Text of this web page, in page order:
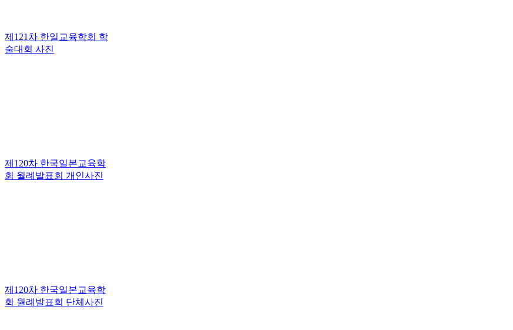
제121차 한일교육학회 학
술대회 사진
제120차 한국일본교육학
회 월례발표회 개인사진
제120차 한국일본교육학
회 월례발표회 단체사진